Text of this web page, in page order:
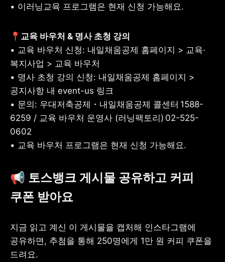
• 이러닝교육 프로그램은 현재 신청 가능해요.
• 교육 바우처 신청: 내일채움공제 홈페이지 > 교육·
복지사업 > 교육 바우처
• 명사 초청 강의 신청: 내일채움공제 홈페이지 >
공지사항 내 event-us 링크
• 문의: 우대저축공제・내일채움공제 콜센터 1588-
6259 / 교육 바우처 운영사 (러닝팩토리) 02-525-
0602
• 교육 바우처 프로그램은 현재 신청 가능해요.
📢 토스뱅크 게시물 공유하고 커피
쿠폰 받아요
지금 읽고 계신 이 게시물을 캡처해 인스타그램에
공유하면, 추첨을 통해 250명에게 1만 원 커피 쿠폰을
드려요.